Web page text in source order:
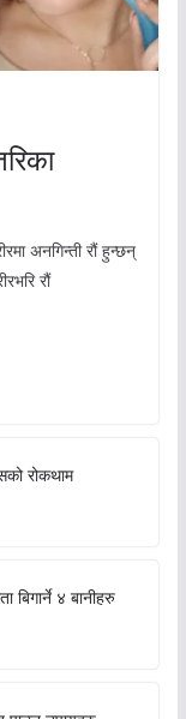
अनगिन्ती रौं हुन्छन्
रौं
रोकथाम
बिगार्ने ४ बानीहरु